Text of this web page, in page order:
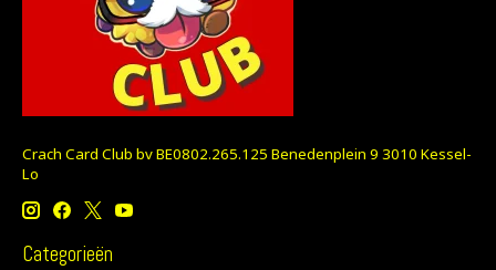
Crach Card Club bv BE0802.265.125 Benedenplein 9 3010 Kessel-
Lo
Categorieën